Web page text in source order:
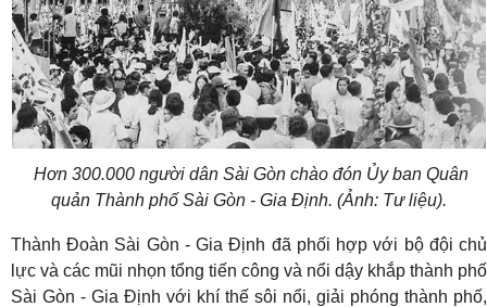
Hơn 300.000 người dân Sài Gòn chào đón Ủy ban Quân
quản Thành phố Sài Gòn - Gia Định. (Ảnh: Tư liệu).
Thành Đoàn Sài Gòn - Gia Định đã phối hợp với bộ đội chủ
lực và các mũi nhọn tổng tiến công và nổi dậy khắp thành phố
Sài Gòn - Gia Định với khí thế sôi nổi, giải phóng thành phố,